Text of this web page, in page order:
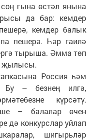
гына өстәл янына
да бар: кемдер
кемдер балык
пешерә. Һәр гаилә
тырыша. Әмма төп
җылысы.
Россия һәм
Бу – безнең илгә,
күрсәтү.
– балалар өчен
дә конкурслар уйлап
шигырьләр